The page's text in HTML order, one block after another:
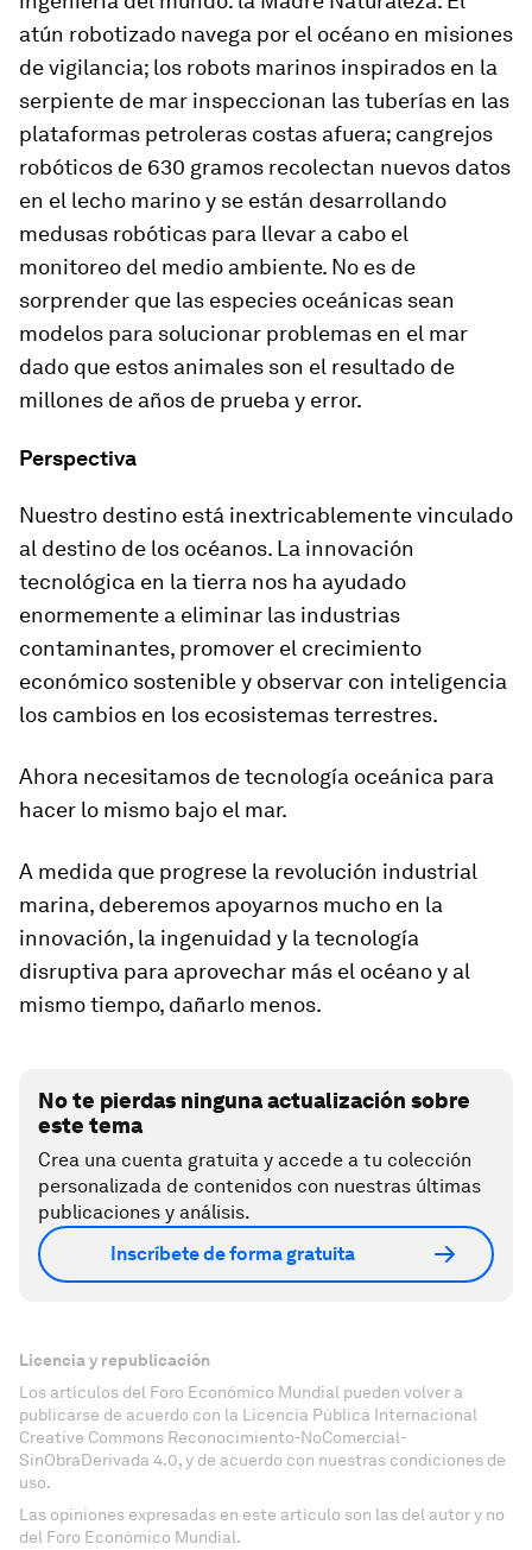
atún robotizado navega por el océano en misiones
de vigilancia; los robots marinos inspirados en la
serpiente de mar inspeccionan las tuberías en las
plataformas petroleras costas afuera; cangrejos
robóticos de 630 gramos recolectan nuevos datos
en el lecho marino y se están desarrollando
medusas robóticas para llevar a cabo el
monitoreo del medio ambiente. No es de
sorprender que las especies oceánicas sean
modelos para solucionar problemas en el mar
dado que estos animales son el resultado de
millones de años de prueba y error.
Perspectiva
Nuestro destino está inextricablemente vinculado
al destino de los océanos. La innovación
tecnológica en la tierra nos ha ayudado
enormemente a eliminar las industrias
contaminantes, promover el crecimiento
económico sostenible y observar con inteligencia
los cambios en los ecosistemas terrestres.
Ahora necesitamos de tecnología oceánica para
hacer lo mismo bajo el mar.
A medida que progrese la revolución industrial
marina, deberemos apoyarnos mucho en la
innovación, la ingenuidad y la tecnología
disruptiva para aprovechar más el océano y al
mismo tiempo, dañarlo menos.
No te pierdas ninguna actualización sobre
este tema
Crea una cuenta gratuita y accede a tu colección
personalizada de contenidos con nuestras últimas
publicaciones y análisis.
Inscríbete de forma gratuita
Licencia y republicación
Los artículos del Foro Económico Mundial pueden volver a
publicarse de acuerdo con la Licencia Pública Internacional
Creative Commons Reconocimiento-NoComercial-
SinObraDerivada 4.0, y de acuerdo con nuestras condiciones de
uso.
Las opiniones expresadas en este artículo son las del autor y no
del Foro Económico Mundial.